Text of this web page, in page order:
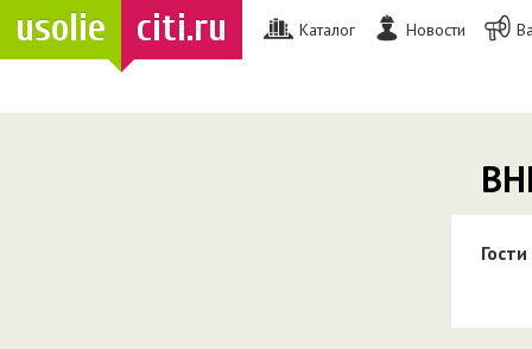
usolie citi.ru Каталог Новости
Гости